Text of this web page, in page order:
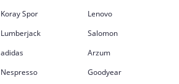
Koray Spor
Lenovo
Lumberjack
Salomon
adidas
Arzum
Nespresso Goodyear